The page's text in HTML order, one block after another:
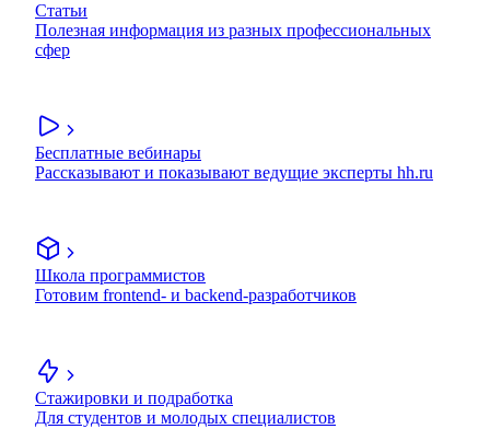
Статьи
Полезная информация из разных профессиональных
сфер
Бесплатные вебинары
Рассказывают и показывают ведущие эксперты hh.ru
Школа программистов
Готовим frontend- и backend-разработчиков
Стажировки и подработка
Для студентов и молодых специалистов